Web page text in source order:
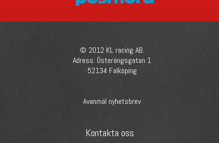
© 2012 KL racing AB.
Adress: Österängsgatan 1
52134 Falköping
Avanmäl nyhetsbrev
Kontakta oss